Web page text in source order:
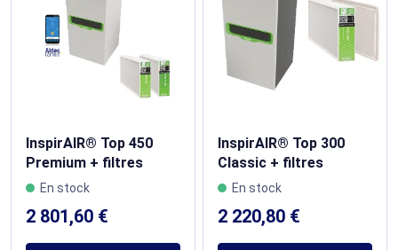
InspirAIR® Top 450
Premium + filtres
En stock
2 801,60 €
InspirAIR® Top 300
Classic + filtres
En stock
2 220,80 €